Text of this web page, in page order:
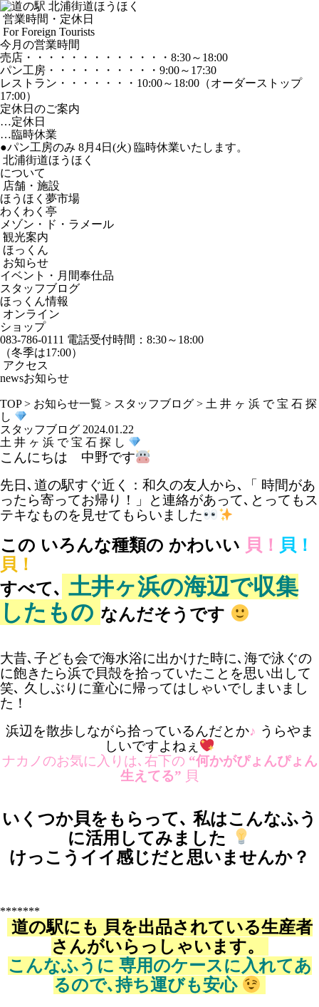
営業時間・定休日
For Foreign Tourists
今月の営業時間
売店 ・・・・・・・・・・・・・ 8:30～18:00
パン工房 ・・・・・・・・・・ 9:00～17:30
レストラン ・・・・・・・ 10:00～18:00 （オーダーストップ
17:00）
定休日のご案内
…定休日
…臨時休業
●パン工房のみ 8月4日(火) 臨時休業いたします。
北浦街道ほうほく
について
店舗・施設
ほうほく夢市場
わくわく亭
メゾン・ド・ラメール
観光案内
ほっくん
お知らせ
イベント・月間奉仕品
スタッフブログ
ほっくん情報
オンライン
ショップ
083-786-0111 電話受付時間：8:30～18:00
（冬季は17:00）
アクセス
newsお知らせ
TOP> お知らせ一覧 > スタッフブログ > 土 井 ヶ 浜 で 宝 石 探
し
スタッフブログ 2024.01.22
土 井 ヶ 浜 で 宝 石 探 し
こんにちは 中野です
先日､道の駅すぐ近く：和久の友人から､「 時間があ
ったら寄ってお帰り！」と連絡があって､とってもス
テキなものを見せてもらいました
この いろんな種類の かわいい 貝！ 貝！
貝！
すべて､ 土井ヶ浜の海辺で収集
したもの なんだそうです
大昔､子ども会で海水浴に出かけた時に､海で泳ぐの
に飽きたら浜で貝殻を拾っていたことを思い出して
笑､ 久しぶりに童心に帰ってはしゃいでしまいまし
た！
浜辺を散歩しながら拾っているんだとか♪ うらやま
しいですよねぇ
ナカノのお気に入りは､右下の “何かがぴょんぴょん
生えてる” 貝
いくつか貝をもらって､ 私はこんなふう
に活用してみました
けっこうイイ感じだと思いませんか？
*******
道の駅にも 貝を出品されている生産者
さんがいらっしゃいます。
こんなふうに 専用のケースに入れてあ
るので､持ち運びも安心